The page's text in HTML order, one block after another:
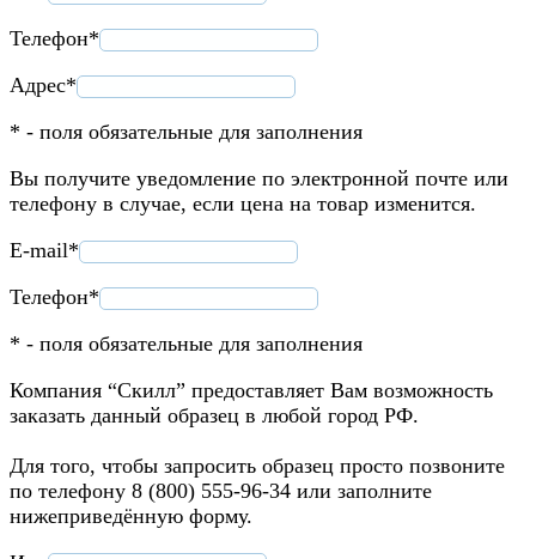
Телефон*
Адрес*
* - поля обязательные для заполнения
Вы получите уведомление по электронной почте или
телефону в случае, если цена на товар изменится.
E-mail*
Телефон*
* - поля обязательные для заполнения
Компания “Скилл” предоставляет Вам возможность
заказать данный образец в любой город РФ.
Для того, чтобы запросить образец просто позвоните
по телефону 8 (800) 555-96-34 или заполните
нижеприведённую форму.